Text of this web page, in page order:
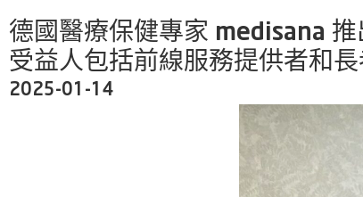
德國醫療保健專家 medisana
受益人包括前線服務提供者和長
2025-01-14